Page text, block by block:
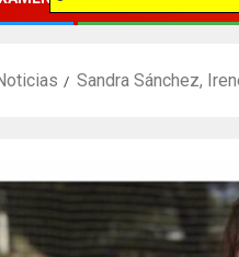
Sandra Sánchez,